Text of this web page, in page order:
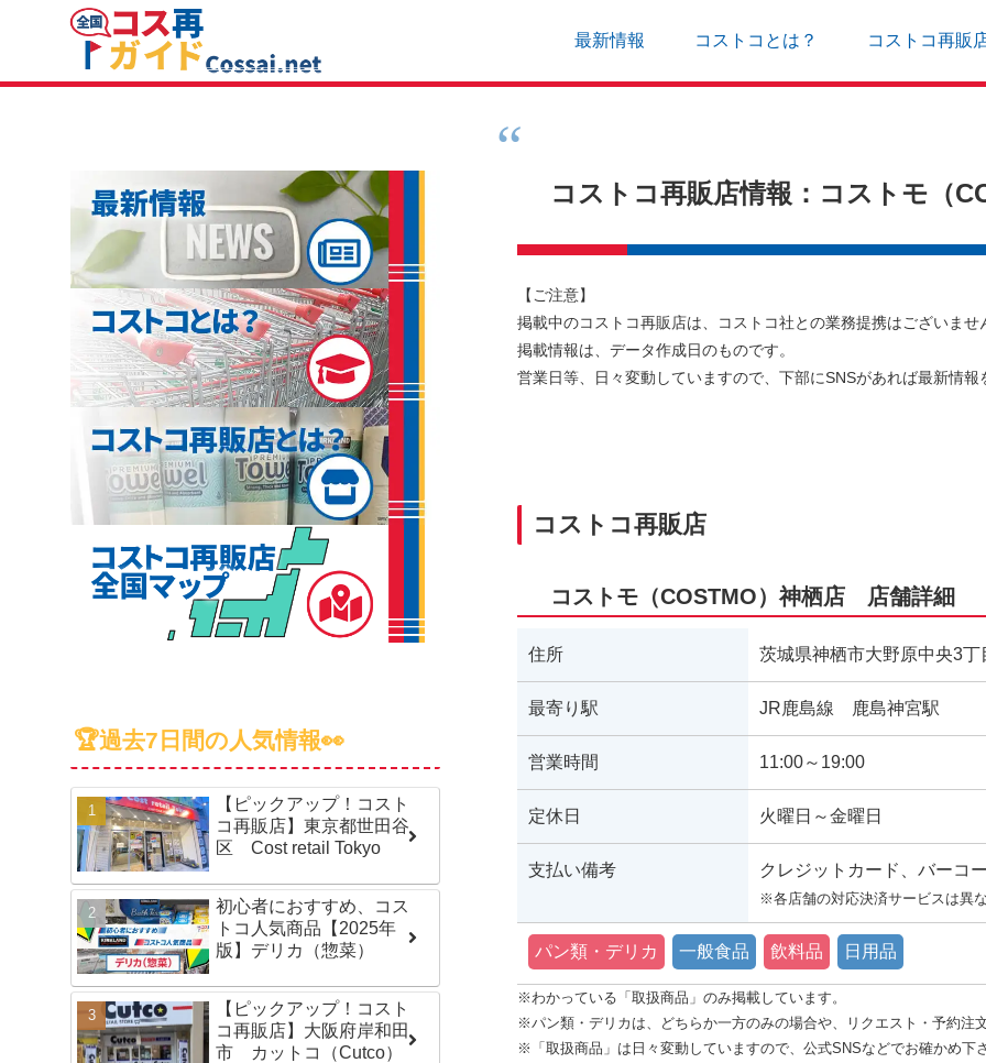
最新情報 コストコとは？ コストコ再販
コストコ再販店情報：コストモ（
【ご注意】
掲載中のコストコ再販店は、コストコ社との業務提携はございませ
掲載情報は、データ作成日のものです。
営業日等、日々変動していますので、下部にSNSがあれば最新情報
コストコ再販店
コストモ（COSTMO）神栖店 店舗詳細
住所 茨城県神栖市大野原中央3丁
最寄り駅 JR鹿島線 鹿島神宮駅
営業時間 11:00～19:00
定休日 火曜日～金曜日
支払い備考 クレジットカード、バーコ
※各店舗の対応決済サービスは異
パン類・デリカ 一般食品 飲料品 日用品
※わかっている「取扱商品」のみ掲載しています。
※パン類・デリカは、どちらか一方のみの場合や、リクエスト・予約注
※「取扱商品」は日々変動していますので、公式SNSなどでお確かめ下
🏆過去7日間の人気情報👀
【ピックアップ！コスト
コ再販店】東京都世田谷
区 Cost retail Tokyo
初心者におすすめ、コス
トコ人気商品【2025年
版】デリカ（惣菜）
【ピックアップ！コスト
コ再販店】大阪府岸和田
市 カットコ（Cutco）